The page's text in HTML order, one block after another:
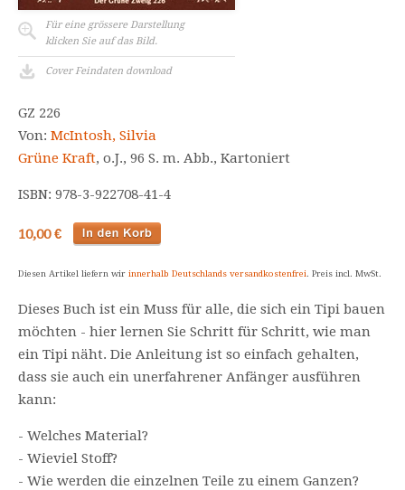
Für eine grössere Darstellung
klicken Sie auf das Bild.
Cover Feindaten download
GZ 226
Von: McIntosh, Silvia
Grüne Kraft, o.J., 96 S. m. Abb., Kartoniert
ISBN: 978-3-922708-41-4
10,00 €
Diesen Artikel liefern wir innerhalb Deutschlands versandkostenfrei. Preis incl. MwSt.
Dieses Buch ist ein Muss für alle, die sich ein Tipi bauen
möchten - hier lernen Sie Schritt für Schritt, wie man
ein Tipi näht. Die Anleitung ist so einfach gehalten,
dass sie auch ein unerfahrener Anfänger ausführen
kann:
- Welches Material?
- Wieviel Stoff?
- Wie werden die einzelnen Teile zu einem Ganzen?